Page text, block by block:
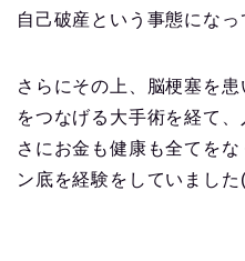
自己破産という事態になっ
さらにその上、脳梗塞を
をつなげる大手術を経て
さにお金も健康も全てを
ン底を経験をしていました